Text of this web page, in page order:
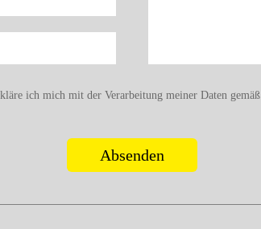
ich mich mit der Verarbeitung meiner Daten gemäß